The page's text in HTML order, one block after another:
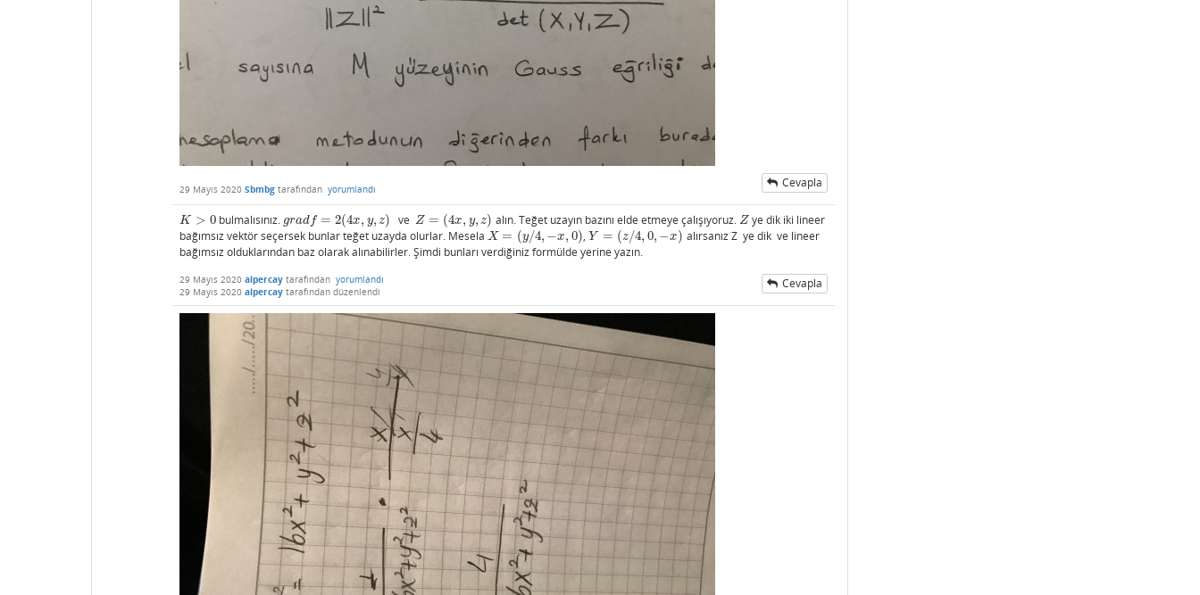
29 Mayıs 2020 Sbmbg tarafından yorumlandı Cevapla
K > 0
K> 0 bulmalısınız. grad f = 2(4x, y, z)
gradf=2(4 x,y,z) ve Z = (4x, y, z)
Z= (4x ,y,z) alın. Teğet uzayın bazını elde etmeye çalışıyoruz. Z
Z ye dik iki lineer
bağımsız vektör seçersek bunlar teğet uzayda olurlar. Mesela X = (y/4, −x, 0)
X= (y/ 4,−x,0) ,Y = (z/4, 0, −x)
Y= (z/ 4,0,−x)
alırsanız Z ye dik ve lineer
bağımsız olduklarından baz olarak alınabilirler. Şimdi bunları verdiğiniz formülde yerine yazın.
29 Mayıs 2020 alpercay tarafından yorumlandı
29 Mayıs 2020 alpercay tarafından düzenlendi
Cevapla